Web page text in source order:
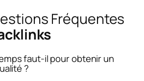
Fréquentes
faut-il pour obtenir un
?